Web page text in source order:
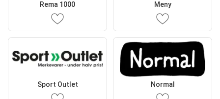
Rema 1000 Meny
Sport Outlet Normal